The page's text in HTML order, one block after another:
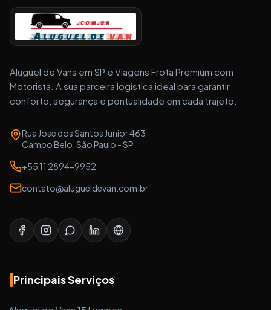
Aluguel de Vans em SP e Viagens Frota Premium com
Motorista. A sua parceira logística ideal para garantir
conforto, segurança e pontualidade em cada trajeto.
Rua Jose dos Santos Junior 463
Campo Belo, São Paulo - SP
+55 11 2894-9952
contato@alugueldevan.com.br
Principais Serviços